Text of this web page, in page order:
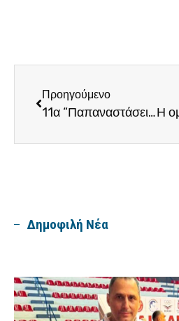
Προηγούμενο
11α “Παπαναστάσεια” 2023
Δημοφιλή Νέα